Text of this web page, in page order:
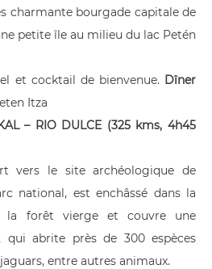
charmante bourgade capitale de
petite île au milieu du lac Petén
et cocktail de bienvenue. Dîner
Itza
– RIO DULCE (325 kms, 4h45
vers le site archéologique de
national, est enchâssé dans la
la forêt vierge et couvre une
qui abrite près de 300 espèces
entre autres animaux.